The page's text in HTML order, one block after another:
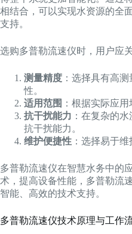
相结合，可以实现水资源的全
支持。
选购多普勒流速仪时，用户应
测量精度 ：选择具有高
性。
适用范围 ：根据实际应
抗干扰能力 ：在复杂的
抗干扰能力。
维护便捷性 ：选择易于
多普勒流速仪在智慧水务中的
术，提高设备性能，多普勒流
智能、高效的技术支持。
多普勒流速仪技术原理与工作